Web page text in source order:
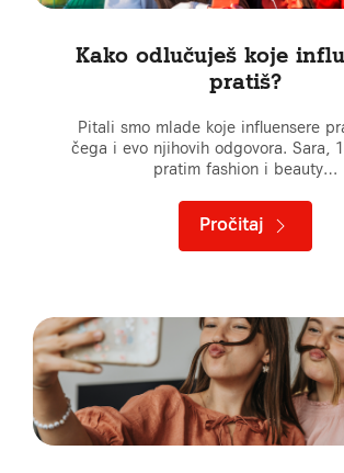
Kako odlučuješ koje
pratiš?
Pitali smo mlade koje influensere
čega i evo njihovih odgovora. Sara,
pratim fashion i beauty…
Pročitaj